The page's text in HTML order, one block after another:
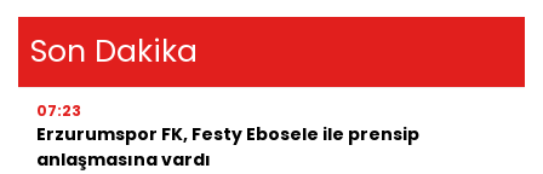
Son Dakika
07:23
Erzurumspor FK, Festy Ebosele ile prensip
anlaşmasına vardı